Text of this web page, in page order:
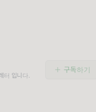
터 입니다.
구독하기